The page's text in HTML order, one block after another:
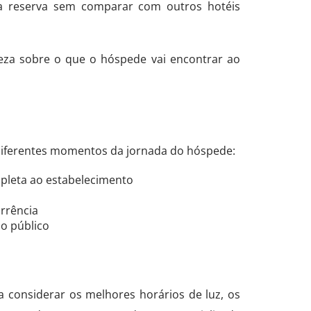
sem comparar com outros hotéis
sobre o que o hóspede vai encontrar ao
momentos da jornada do hóspede:
ao estabelecimento
público
os melhores horários de luz, os